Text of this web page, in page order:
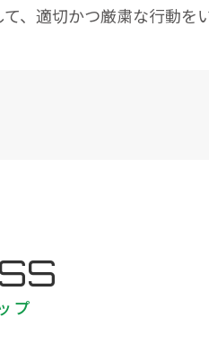
、適切かつ厳粛な行動を
プ